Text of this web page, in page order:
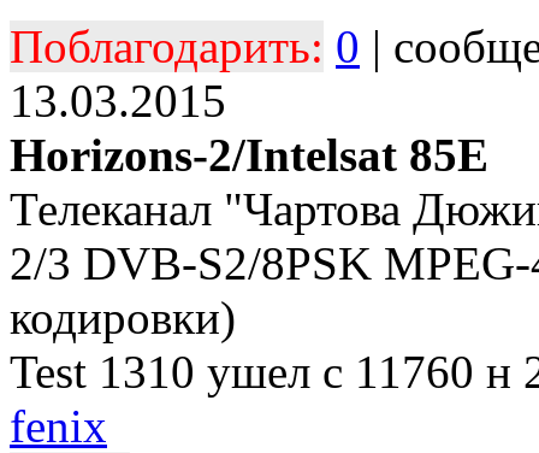
Поблагодарить: 0 |
13.03.2015
Horizons-2/Intelsat 85E
Телеканал "Чартова
2/3 DVB-S2/8PSK
кодировки)
Test 1310 ушел с 11760 н
fenix